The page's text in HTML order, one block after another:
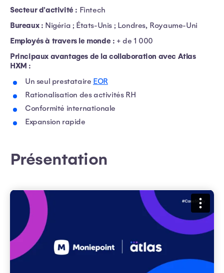
Secteur d'activité : Fintech
Bureaux : Nigéria ; États-Unis ; Londres, Royaume-Uni
Employés à travers le monde : + de 1 000
Principaux avantages de la collaboration avec Atlas
HXM :
Un seul prestataire EOR
Rationalisation des activités RH
Conformité internationale
Expansion rapide
Présentation